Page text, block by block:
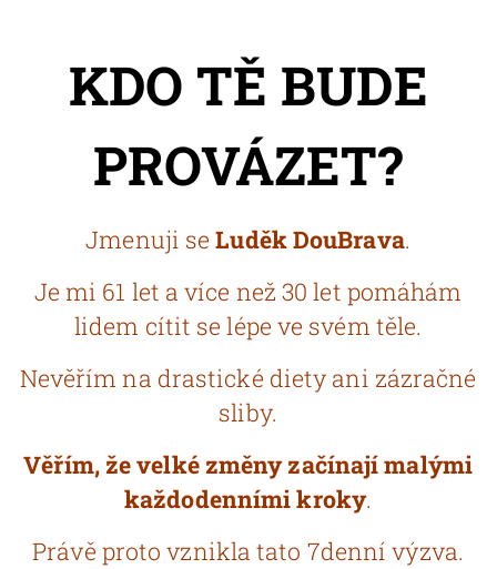
KDO TĚ BUDE
PROVÁZET?
Jmenuji seLuděk DouBrava.
Je mi 61 let a více než 30 let pomáhám
lidem cítit se lépe ve svém těle.
Nevěřím na drastické diety ani zázračné
sliby.
Věřím, ževelké změny začínají malými
každodennímikroky.
Právě proto vznikla tato 7denní výzva.